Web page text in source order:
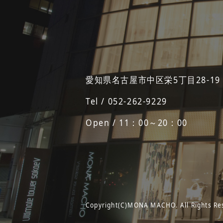
愛知県名古屋市中区栄5丁目28-
Tel / 052-262-9229
Open / 11：00～20：00
Copyright(C)MONA MACHO. All Rights